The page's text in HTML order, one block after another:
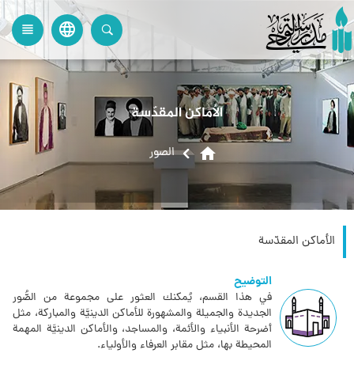
language
view_headline
الأماكن المقدّسة
home الصور
الأماكن المقدّسة
التوضيح
في هذا القسم، يُمكنك العثور على مجموعة من الصُّور
الجديدة والجميلة والمشهورة للأماكن الدينيَّة والمباركة، مثل
أضرحة الأنبياء والأئمة، والمساجد، والأماكن الدينيَّة المهمة
المحيطة بها، مثل مقابر العرفاء والأولياء.